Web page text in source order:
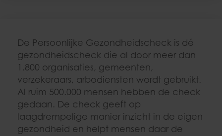
De Persoonlijke Gezondheidscheck is dé
gezondheidscheck die al door meer dan
1.800 organisaties, gemeenten,
verzekeraars, arbodiensten wordt gebruikt.
Al ruim 500.000 mensen hebben de check
gedaan. De check geeft op
laagdrempelige manier inzicht in de eigen
gezondheid en helpt mensen daar de